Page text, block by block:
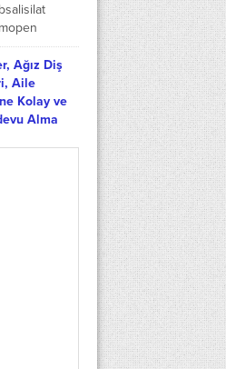
reçete ile
Flucan
ilaç türüdür.
mi
Ağız Diş
Aile
Kolay ve
Alma